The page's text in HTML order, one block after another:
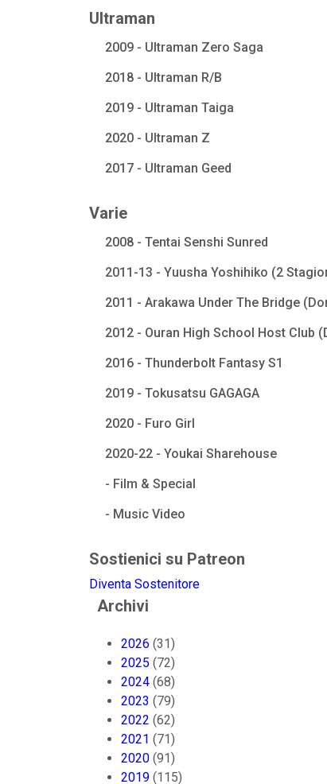
Ultraman
2009 - Ultraman Zero Saga
2018 - Ultraman R/B
2019 - Ultraman Taiga
2020 - Ultraman Z
2017 - Ultraman Geed
Varie
2008 - Tentai Senshi Sunred
2011-13 - Yuusha Yoshihiko (2
2011 - Arakawa Under The Bridge
2012 - Ouran High School Host Club
2016 - Thunderbolt Fantasy S1
2019 - Tokusatsu GAGAGA
2020 - Furo Girl
2020-22 - Youkai Sharehouse
- Film & Special
- Music Video
Sostienici su Patreon
Diventa Sostenitore
Archivi
2026 (31)
2025 (72)
2024 (68)
2023 (79)
2022 (62)
2021 (71)
2020 (91)
2019 (115)